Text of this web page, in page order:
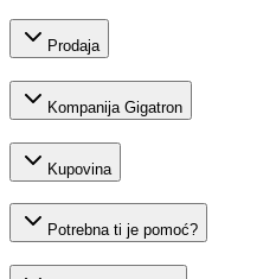
Prodaja
Kompanija Gigatron
Kupovina
Potrebna ti je pomoć?